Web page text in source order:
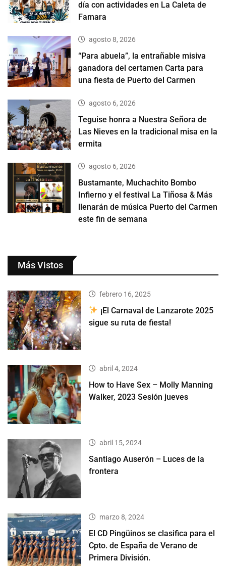
día con actividades en La Caleta de
Famara
agosto 8, 2026
“Para abuela”, la entrañable misiva
ganadora del certamen Carta para
una fiesta de Puerto del Carmen
agosto 6, 2026
Teguise honra a Nuestra Señora de
Las Nieves en la tradicional misa en la
ermita
agosto 6, 2026
Bustamante, Muchachito Bombo
Infierno y el festival La Tiñosa & Más
llenarán de música Puerto del Carmen
este fin de semana
Más Vistos
febrero 16, 2025
¡El Carnaval de Lanzarote 2025
sigue su ruta de fiesta!
abril 4, 2024
How to Have Sex – Molly Manning
Walker, 2023 Sesión jueves
abril 15, 2024
Santiago Auserón – Luces de la
frontera
marzo 8, 2024
El CD Pingüinos se clasifica para el
Cpto. de España de Verano de
Primera División.